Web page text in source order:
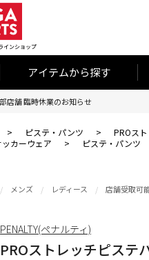
インショップ
アイテムから探す
店舗 臨時休業のお知らせ
> ピステ・パンツ >
PROス
ッカーウェア > ピステ・パンツ
メンズ レディース 店舗受取可
PROストレッチピステ
PENALTY(ペナルティ)